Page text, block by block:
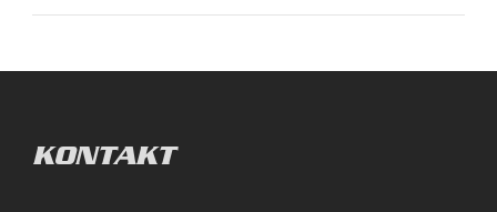
KONTAKT